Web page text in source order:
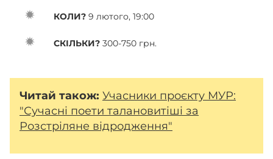
КОЛИ? 9 лютого, 19:00
СКІЛЬКИ? 300-750 грн.
Читай також: Учасники проєкту МУР:
"Сучасні поети талановитіші за
Розстріляне відродження"